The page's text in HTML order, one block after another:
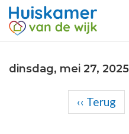
dinsdag, mei 27, 2025
‹‹ Terug